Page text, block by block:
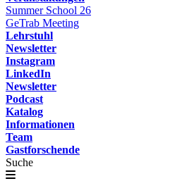
Summer School 26
GeTrab Meeting
Lehrstuhl
Newsletter
Instagram
LinkedIn
Newsletter
Podcast
Katalog
Informationen
Team
Gastforschende
Suche